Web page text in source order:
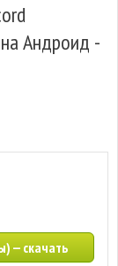
Андроид -
— скачать